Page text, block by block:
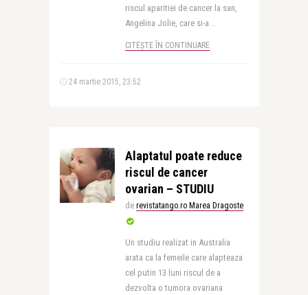
riscul aparitiei de cancer la san,
Angelina Jolie, care si-a ..
CITEȘTE ÎN CONTINUARE
24 martie 2015, 23:52
Alaptatul poate reduce
riscul de cancer
ovarian – STUDIU
de revistatango.ro Marea Dragoste
Un studiu realizat in Australia
arata ca la femeile care alapteaza
cel putin 13 luni riscul de a
dezvolta o tumora ovariana